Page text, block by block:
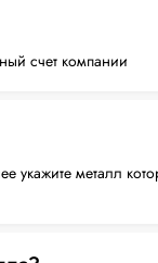
счет компании
укажите металл